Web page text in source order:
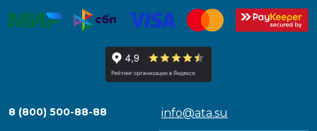
8 (800) 500-88-88 info@ata.su